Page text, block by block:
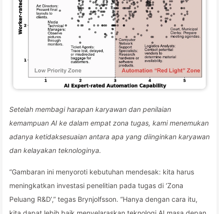
Setelah membagi harapan karyawan dan penilaian
kemampuan AI ke dalam empat zona tugas, kami menemukan
adanya ketidaksesuaian antara apa yang diinginkan karyawan
dan kelayakan teknologinya.
“Gambaran ini menyoroti kebutuhan mendesak: kita harus
meningkatkan investasi penelitian pada tugas di ‘Zona
Peluang R&D’,” tegas Brynjolfsson. “Hanya dengan cara itu,